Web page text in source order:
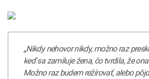
„Nikdy nehovor nikdy, možno raz
keď sa zamiluje žena, čo tvrdila, že
Možno raz budem režírovať, alebo